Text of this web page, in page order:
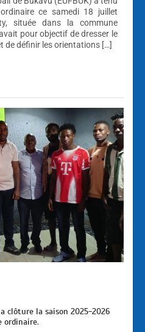
ce samedi 18 juillet
située dans la commune
pour objectif de dresser le
de définir les orientations […]
clôture la saison 2025-2026
ordinaire.